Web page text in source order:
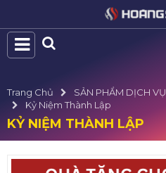
Trang Chủ SẢN PHẨM DỊCH VỤ
Kỷ Niệm Thành Lập
KỶ NIỆM THÀNH LẬP